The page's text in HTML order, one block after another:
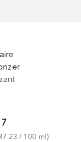
/ 100 ml)